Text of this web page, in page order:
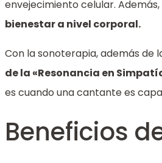
envejecimiento celular. Además,
bienestar a nivel corporal.
Con la sonoterapia, además de
de la «Resonancia en
es cuando una cantante es
Beneficios